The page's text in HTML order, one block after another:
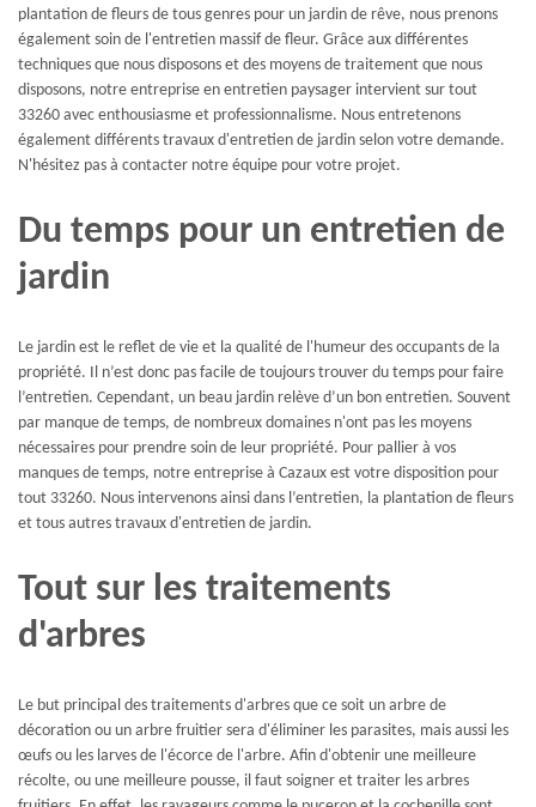
plantation de fleurs de tous genres pour un jardin de rêve, nous prenons
également soin de l'entretien massif de fleur. Grâce aux différentes
techniques que nous disposons et des moyens de traitement que nous
disposons, notre entreprise en entretien paysager intervient sur tout
33260 avec enthousiasme et professionnalisme. Nous entretenons
également différents travaux d'entretien de jardin selon votre demande.
N'hésitez pas à contacter notre équipe pour votre projet.
Du temps pour un entretien de
jardin
Le jardin est le reflet de vie et la qualité de l'humeur des occupants de la
propriété. Il n’est donc pas facile de toujours trouver du temps pour faire
l’entretien. Cependant, un beau jardin relève d’un bon entretien. Souvent
par manque de temps, de nombreux domaines n'ont pas les moyens
nécessaires pour prendre soin de leur propriété. Pour pallier à vos
manques de temps, notre entreprise à Cazaux est votre disposition pour
tout 33260. Nous intervenons ainsi dans l’entretien, la plantation de fleurs
et tous autres travaux d'entretien de jardin.
Tout sur les traitements
d'arbres
Le but principal des traitements d'arbres que ce soit un arbre de
décoration ou un arbre fruitier sera d'éliminer les parasites, mais aussi les
œufs ou les larves de l'écorce de l'arbre. Afin d'obtenir une meilleure
récolte, ou une meilleure pousse, il faut soigner et traiter les arbres